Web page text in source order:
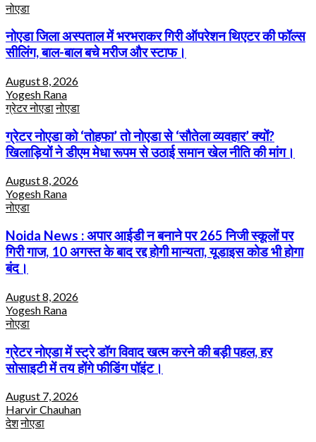
नोएडा
नोएडा जिला अस्पताल में भरभराकर गिरी ऑपरेशन थिएटर की फॉल्स
सीलिंग, बाल-बाल बचे मरीज और स्टाफ।
August 8, 2026
Yogesh Rana
ग्रेटर नोएडानोएडा
ग्रेटर नोएडा को ‘तोहफा’ तो नोएडा से ‘सौतेला व्यवहार’ क्यों?
खिलाड़ियों ने डीएम मेधा रूपम से उठाई समान खेल नीति की मांग।
August 8, 2026
Yogesh Rana
नोएडा
Noida News : अपार आईडी न बनाने पर 265 निजी स्कूलों पर
गिरी गाज, 10 अगस्त के बाद रद्द होगी मान्यता, यूडाइस कोड भी होगा
बंद।
August 8, 2026
Yogesh Rana
नोएडा
ग्रेटर नोएडा में स्ट्रे डॉग विवाद खत्म करने की बड़ी पहल, हर
सोसाइटी में तय होंगे फीडिंग पॉइंट।
August 7, 2026
Harvir Chauhan
देशनोएडा